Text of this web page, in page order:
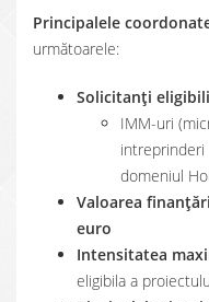
Principalele
următoarele:
Solicitanți
IMM-uri
intreprinderi
domeniul
Valoarea
euro
Intensitatea
eligibila a